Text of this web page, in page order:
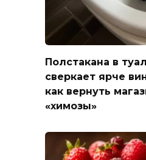
Полстакана в
сверкает ярче
как вернуть
«химозы»